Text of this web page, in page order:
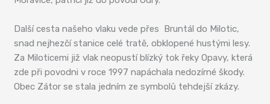
Další cesta našeho vlaku vede přes Bruntál do Milotic,
snad nejhezčí stanice celé tratě, obklopené hustými lesy.
Za Miloticemi již vlak neopustí blízký tok řeky Opavy, která
zde při povodni v roce 1997 napáchala nedozírné škody.
Obec Zátor se stala jedním ze symbolů tehdejší zkázy.